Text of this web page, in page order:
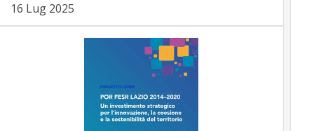
16 Lug 2025